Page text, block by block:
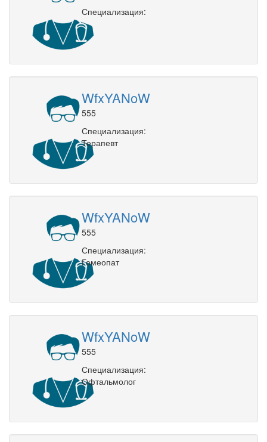
Специализация:
WfxYANoW
555
Специализация:
Терапевт
WfxYANoW
555
Специализация:
Гомеопат
WfxYANoW
555
Специализация:
Офтальмолог